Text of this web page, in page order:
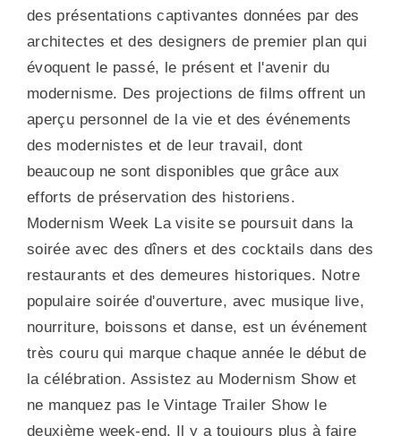
des présentations captivantes données par des
architectes et des designers de premier plan qui
évoquent le passé, le présent et l'avenir du
modernisme. Des projections de films offrent un
aperçu personnel de la vie et des événements
des modernistes et de leur travail, dont
beaucoup ne sont disponibles que grâce aux
efforts de préservation des historiens.
Modernism Week La visite se poursuit dans la
soirée avec des dîners et des cocktails dans des
restaurants et des demeures historiques. Notre
populaire soirée d'ouverture, avec musique live,
nourriture, boissons et danse, est un événement
très couru qui marque chaque année le début de
la célébration. Assistez au Modernism Show et
ne manquez pas le Vintage Trailer Show le
deuxième week-end. Il y a toujours plus à faire